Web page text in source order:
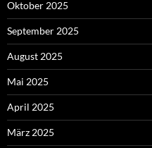
Oktober 2025
September 2025
August 2025
Mai 2025
April 2025
März 2025